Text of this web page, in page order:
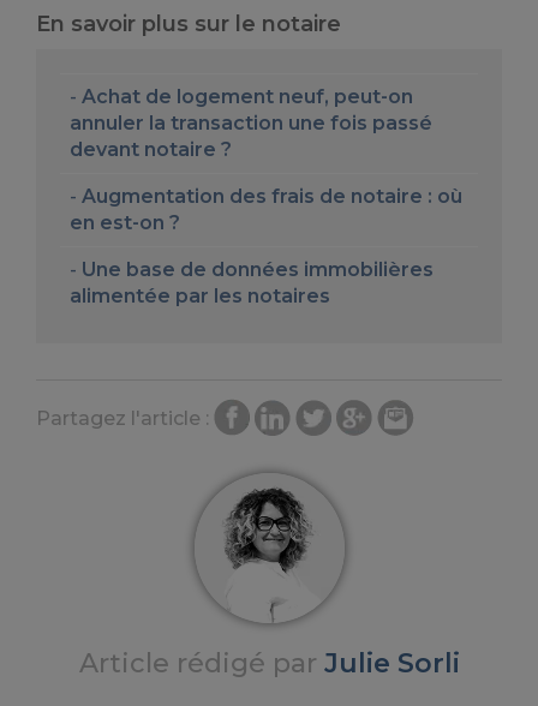
En savoir plus sur le notaire
Achat de logement neuf, peut-on
annuler la transaction une fois passé
devant notaire ?
Augmentation des frais de notaire : où
en est-on ?
Une base de données immobilières
alimentée par les notaires
Partagez l'article :
Article rédigé par Julie Sorli